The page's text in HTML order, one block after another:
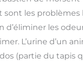
sont les
les
L’urine d’un
(partie du tapis